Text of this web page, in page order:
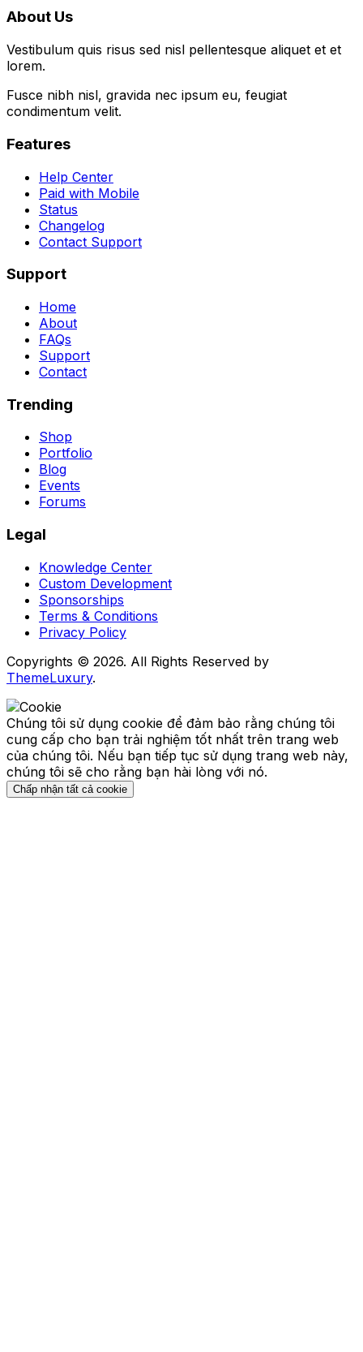
About Us
Vestibulum quis risus sed nisl pellentesque aliquet et et
lorem.
Fusce nibh nisl, gravida nec ipsum eu, feugiat
condimentum velit.
Features
Help Center
Paid with Mobile
Status
Changelog
Contact Support
Support
Home
About
FAQs
Support
Contact
Trending
Shop
Portfolio
Blog
Events
Forums
Legal
Knowledge Center
Custom Development
Sponsorships
Terms & Conditions
Privacy Policy
Copyrights © 2026. All Rights Reserved by
ThemeLuxury.
Chúng tôi sử dụng cookie để đảm bảo rằng chúng tôi
cung cấp cho bạn trải nghiệm tốt nhất trên trang web
của chúng tôi. Nếu bạn tiếp tục sử dụng trang web này,
chúng tôi sẽ cho rằng bạn hài lòng với nó.
Chấp nhận tất cả cookie